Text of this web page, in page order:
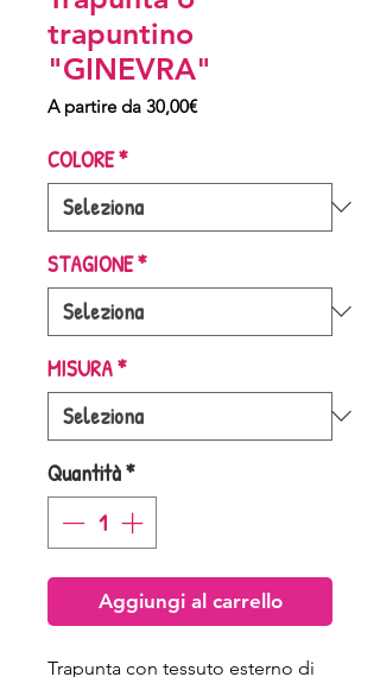
trapuntino
"GINEVRA"
A partire da 30,00€Prezzo
COLORE*
STAGIONE*
MISURA*
Quantità*
Aggiungi al carrello
Trapunta con tessuto esterno di